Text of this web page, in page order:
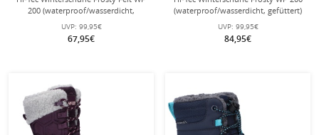
200 (waterproof/wasserdicht,
gefüttert) khakigrün Damen
UVP: 99,95€
67,95€
(waterproof/wasserdicht, gefüttert)
schwarz Damen
UVP: 99,95€
84,95€